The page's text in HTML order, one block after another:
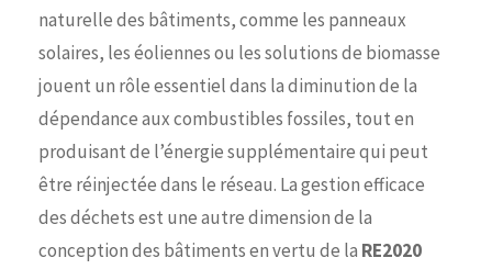
naturelle des bâtiments, comme les panneaux
solaires, les éoliennes ou les solutions de biomasse
jouent un rôle essentiel dans la diminution de la
dépendance aux combustibles fossiles, tout en
produisant de l’énergie supplémentaire qui peut
être réinjectée dans le réseau. La gestion efficace
des déchets est une autre dimension de la
conception des bâtiments en vertu de la RE2020